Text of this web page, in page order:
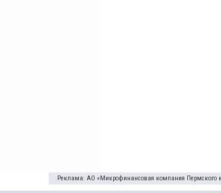
Реклама: АО «Микрофинансовая компания Пермского